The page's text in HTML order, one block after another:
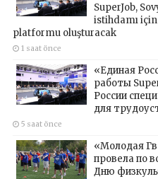
SuperJob,
istihdamı için
platformu oluşturacak
1 saat önce
«Единая
работы
России
для
5 saat önce
«Молодая
провела по
Дню